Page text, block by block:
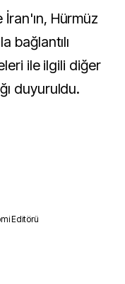
Hürmüz
bağlantılı
ile ilgili diğer
duyuruldu.
Editörü